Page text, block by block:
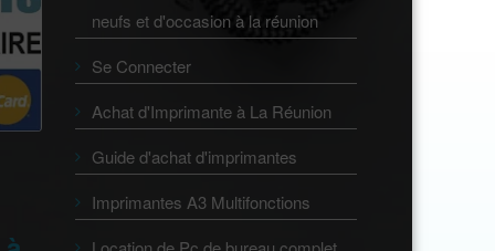
neufs et d'occasion à la réunion
Se Connecter
Achat d'Imprimante à La Réunion
Guide d'achat d'imprimantes
Imprimantes A3 Multifonctions